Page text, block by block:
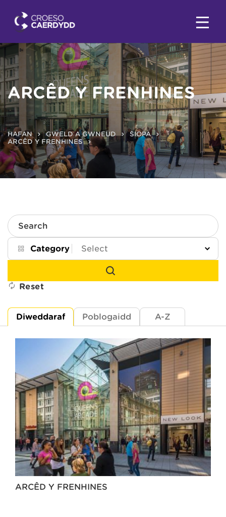
ARCÊD Y FRENHINES
HAFAN GWELD A GWNEUD
SIOPA
ARCÊD Y FRENHINES
Search
Category
Reset
Diweddaraf Poblogaidd A-Z
ARCÊD Y FRENHINES